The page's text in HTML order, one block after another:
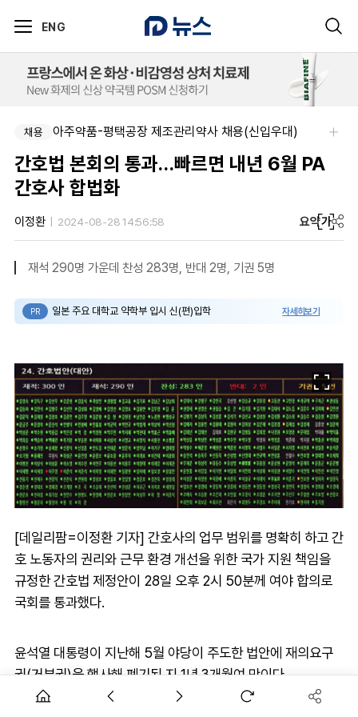
ENG
채용 아주약품-평택공장 제조관리약사 채용(신입우대)
간호법 본회의 통과…빠르면 내년 6월 PA
간호사 합법화
이정환 2024-08-28 14:56:58 요약가
재석 290명 가운데 찬성 283명, 반대 2명, 기권 5명
PR 일본 주요 대학교 약학부 입시 신(편)입학 자세히보기
[데일리팜=이정환 기자] 간호사의 업무 범위를 명확히 하고 간
호 노동자의 권리와 근무 환경 개선을 위한 국가 지원 책임을
규정한 간호법 제정안이 28일 오후 2시 50분께 여야 합의로
국회를 통과했다.
윤석열 대통령이 지난해 5월 야당이 주도한 법안에 재의요구
권(거부권)을 행사해 폐기된 지 1년 3개월여 만이다.